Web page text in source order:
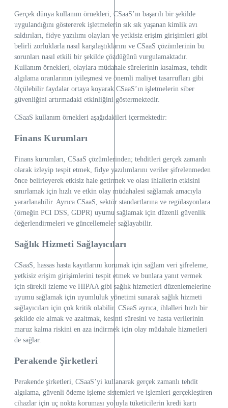
Gerçek dünya kullanım örnekleri, CSaaS’ın başarılı bir şekilde
uygulandığını göstererek işletmelerin sık sık yaşanan kimlik avı
saldırıları, fidye yazılımı olayları ve yetkisiz erişim girişimleri gibi
belirli zorluklarla nasıl karşılaştıklarını ve CSaaS çözümlerinin bu
sorunları nasıl etkili bir şekilde çözdüğünü vurgulamaktadır.
Kullanım örnekleri, olaylara müdahale sürelerinin kısalması, tehdit
algılama oranlarının iyileşmesi ve önemli maliyet tasarrufları gibi
ölçülebilir faydalar ortaya koyarak CSaaS’ın işletmelerin siber
güvenliğini artırmadaki etkinliğini göstermektedir.
CSaaS kullanım örnekleri aşağıdakileri içermektedir:
Finans Kurumları
Finans kurumları, CSaaS çözümlerinden; tehditleri gerçek zamanlı
olarak izleyip tespit etmek, fidye yazılımlarını veriler şifrelenmeden
önce belirleyerek etkisiz hale getirmek ve olası ihlallerin etkisini
sınırlamak için hızlı ve etkin olay müdahalesi sağlamak amacıyla
yararlanabilir. Ayrıca CSaaS, sektör standartlarına ve regülasyonlara
(örneğin PCI DSS, GDPR) uyumu sağlamak için düzenli güvenlik
değerlendirmeleri ve güncellemeler sağlayabilir.
Sağlık Hizmeti Sağlayıcıları
CSaaS, hassas hasta kayıtlarını korumak için sağlam veri şifreleme,
yetkisiz erişim girişimlerini tespit etmek ve bunlara yanıt vermek
için sürekli izleme ve HIPAA gibi sağlık hizmetleri düzenlemelerine
uyumu sağlamak için uyumluluk yönetimi sunarak sağlık hizmeti
sağlayıcıları için çok kritik olabilir. CSaaS ayrıca, ihlalleri hızlı bir
şekilde ele almak ve azaltmak, kesinti süresini ve hasta verilerinin
maruz kalma riskini en aza indirmek için olay müdahale hizmetleri
de sağlar.
Perakende Şirketleri
Perakende şirketleri, CSaaS’yi kullanarak gerçek zamanlı tehdit
algılama, güvenli ödeme işleme sistemleri ve işlemleri gerçekleştiren
cihazlar için uç nokta koruması yoluyla tüketicilerin kredi kartı